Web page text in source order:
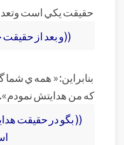
حقيقت يکي است
((و بعد از
بنابراين: « همه ي
که من هدايتش نمودم».
(( بگو در حقيقت